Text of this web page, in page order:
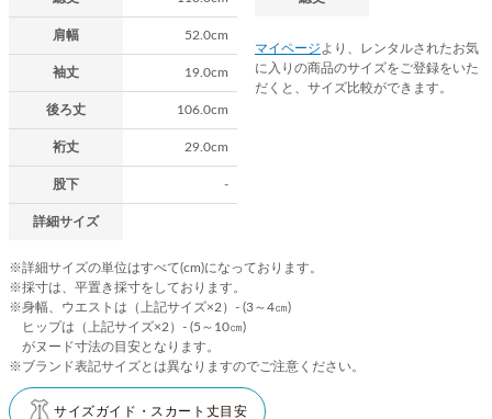
肩幅 52.0cm
袖丈 19.0cm
後ろ丈 106.0cm
裄丈 29.0cm
股下 -
詳細サイズ
マイページ より、レンタルされたお気
に入りの商品のサイズをご登録をいた
だくと、サイズ比較ができます。
※詳細サイズの単位はすべて(cm)になっております。
※採寸は、平置き採寸をしております。
※身幅、ウエストは（上記サイズ×2）- (3～4㎝)
ヒップは（上記サイズ×2）- (5～10㎝)
がヌード寸法の目安となります。
※ブランド表記サイズとは異なりますのでご注意ください。
サイズガイド・スカート丈目安